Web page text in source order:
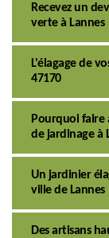
Recevez un
verte à Lannes
L'élagage de
47170
Pourquoi faire
de jardinage à
Un jardinier
ville de Lannes
Des artisans